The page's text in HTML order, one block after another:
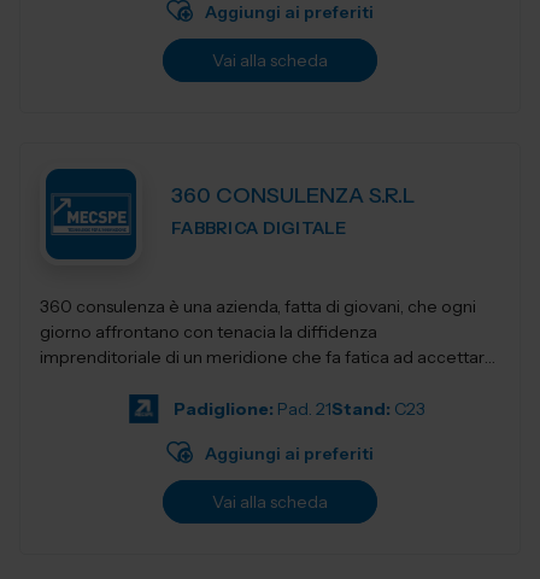
Aggiungi ai preferiti
Vai alla scheda
360 CONSULENZA S.R.L
FABBRICA DIGITALE
360 consulenza è una azienda, fatta di giovani, che ogni
giorno affrontano con tenacia la diffidenza
imprenditoriale di un meridione che fa fatica ad accettare
Padiglione: Pad. 21Stand: C23
Aggiungi ai preferiti
Vai alla scheda